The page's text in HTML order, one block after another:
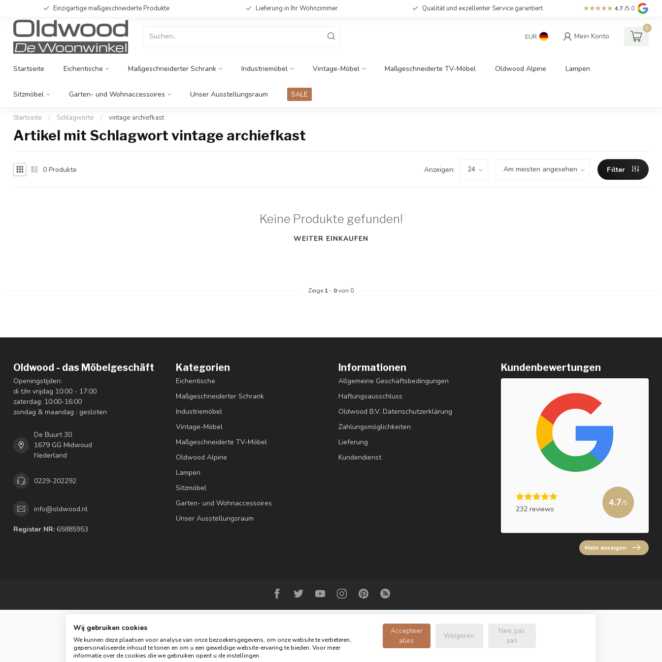
Einzigartige maßgeschneiderte Produkte Lieferung in Ihr Wohnzimmer Qualität und exzellenter Service garantiert 4.7 /5.0
EUR Mein Konto
0
Startseite Eichentische Maßgeschneiderter Schrank Industriemöbel Vintage-Möbel Maßgeschneiderte TV-Möbel Oldwood Alpine Lampen
Sitzmöbel Garten- und Wohnaccessoires Unser Ausstellungsraum SALE
Startseite / Schlagworte / vintage archiefkast
Artikel mit Schlagwort vintage archiefkast
0 Produkte Anzeigen: Filter
Keine Produkte gefunden!
WEITER EINKAUFEN
Zeige 1 - 0von 0
Oldwood - das Möbelgeschäft
Openingstijden:
di t/m vrijdag 10:00 - 17:00
zaterdag: 10:00-16:00
zondag & maandag : gesloten
De Buurt 30
1679 GG Midwoud
Nederland
0229-202292
info@oldwood.nl
Register NR: 65885953
Kategorien
Eichentische
Maßgeschneiderter Schrank
Industriemöbel
Vintage-Möbel
Maßgeschneiderte TV-Möbel
Oldwood Alpine
Lampen
Sitzmöbel
Garten- und Wohnaccessoires
Unser Ausstellungsraum
Informationen
Allgemeine Geschäftsbedingungen
Haftungsausschluss
Oldwood B.V. Datenschutzerklärung
Zahlungsmöglichkeiten
Lieferung
Kundendienst
Kundenbewertungen
232 reviews
4.7/5
Mehr anzeigen
© Copyright 2026 Oldwood - das Möbelgeschäft - Powered by
Wij gebruiken cookies
We kunnen deze plaatsen voor analyse van onze bezoekersgegevens, om onze website te verbeteren,
gepersonaliseerde inhoud te tonen en om u een geweldige website-ervaring te bieden. Voor meer
informatie over de cookies die we gebruiken opent u de instellingen.
Accepteer
alles
Weigeren
Nee, pas
aan